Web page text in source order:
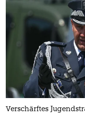
Verschärftes